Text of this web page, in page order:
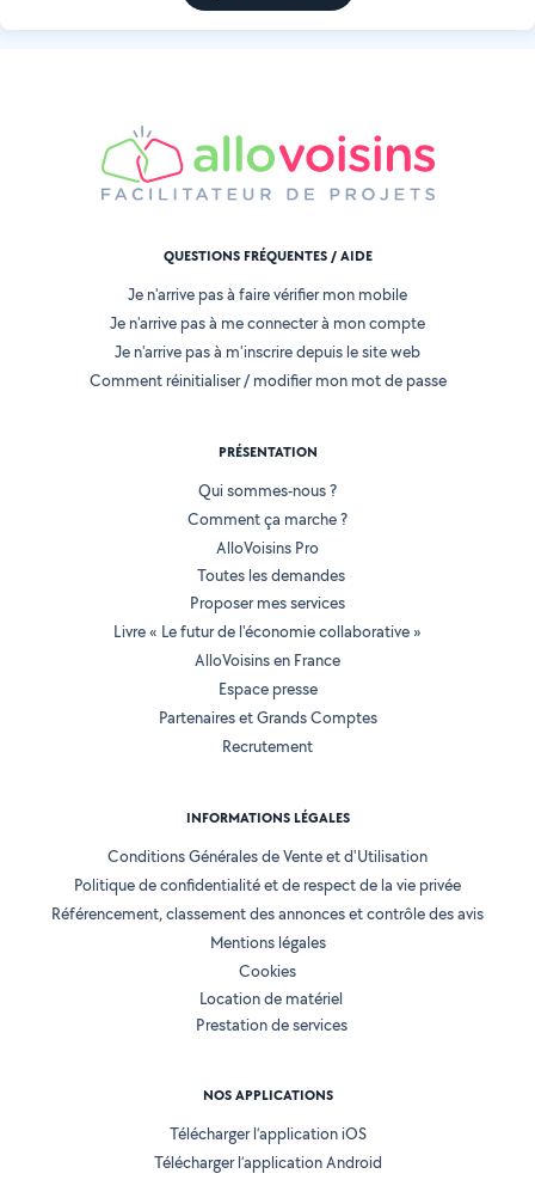
QUESTIONS FRÉQUENTES / AIDE
Je n'arrive pas à faire vérifier mon mobile
Je n'arrive pas à me connecter à mon compte
Je n'arrive pas à m'inscrire depuis le site web
Comment réinitialiser / modifier mon mot de passe
PRÉSENTATION
Qui sommes-nous ?
Comment ça marche ?
AlloVoisins Pro
Toutes les demandes
Proposer mes services
Livre « Le futur de l'économie collaborative »
AlloVoisins en France
Espace presse
Partenaires et Grands Comptes
Recrutement
INFORMATIONS LÉGALES
Conditions Générales de Vente et d'Utilisation
Politique de confidentialité et de respect de la vie privée
Référencement, classement des annonces et contrôle des avis
Mentions légales
Cookies
Location de matériel
Prestation de services
NOS APPLICATIONS
Télécharger l’application iOS
Télécharger l’application Android